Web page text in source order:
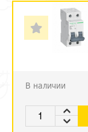
В наличии